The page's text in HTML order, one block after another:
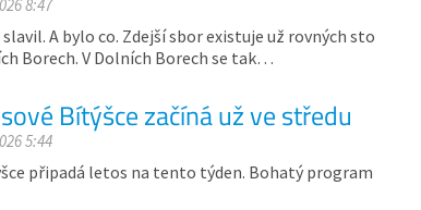
8:47
A bylo co. Zdejší sbor existuje už rovných sto
Borech. V Dolních Borech se tak…
Bítýšce začíná už ve středu
5:44
připadá letos na tento týden. Bohatý program